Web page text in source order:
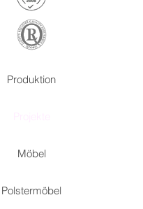
Produktion
Möbel
Polstermöbel